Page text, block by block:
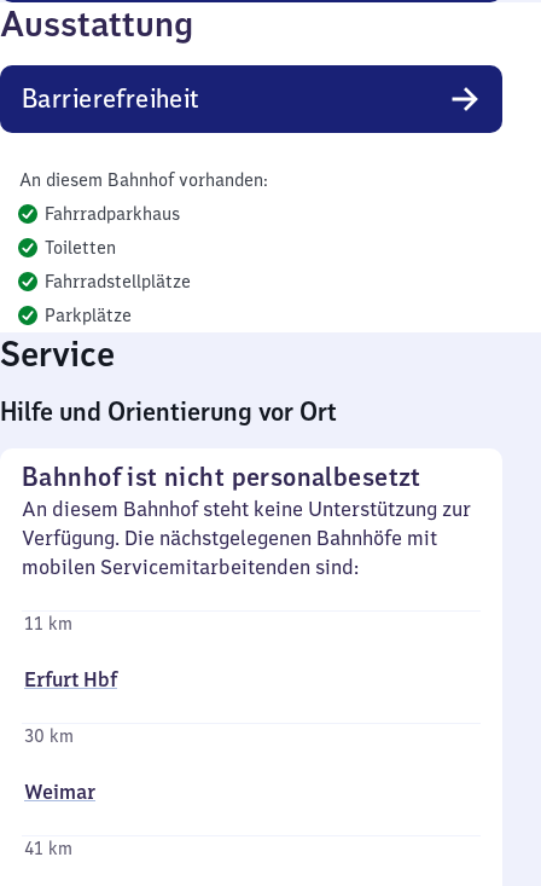
Ausstattung
Barrierefreiheit
An diesem Bahnhof vorhanden:
Fahrradparkhaus
Toiletten
Fahrradstellplätze
Parkplätze
Service
Hilfe und Orientierung vor Ort
Bahnhof ist nicht personalbesetzt
An diesem Bahnhof steht keine Unterstützung zur
Verfügung. Die nächstgelegenen Bahnhöfe mit
mobilen Servicemitarbeitenden sind:
11 km
Erfurt Hbf
30 km
Weimar
41 km